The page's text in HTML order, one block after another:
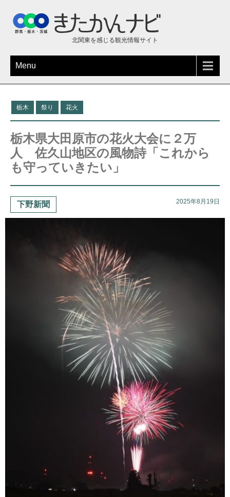
北関東を感じる観光情報サイト
Menu
栃木 祭り 花火
栃木県大田原市の花火大会に２万
人 佐久山地区の風物詩「これから
も守っていきたい」
下野新聞 2025年8月19日